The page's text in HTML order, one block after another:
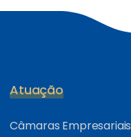
Atuação
Câmaras Empresariais